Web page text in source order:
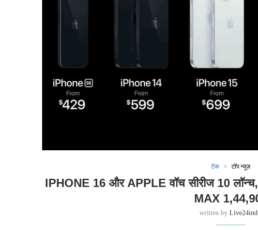
टेक टॉप न्यूज़
IPHONE 16 और APPLE वॉच सीरीज 10
MAX
written by